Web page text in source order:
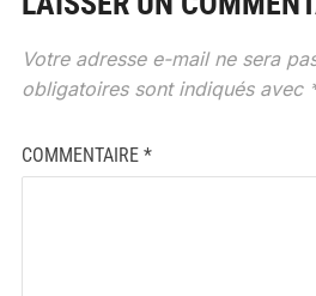
Votre adresse e-mail ne sera
obligatoires sont indiqués avec
COMMENTAIRE *